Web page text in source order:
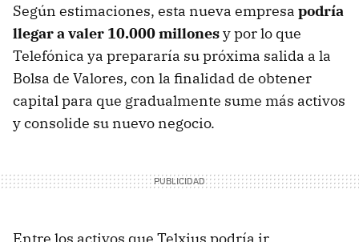
Según estimaciones, esta nueva empresa podría
llegar a valer 10.000 millonesy por lo que
Telefónica ya prepararía su próxima salida a la
Bolsa de Valores, con la finalidad de obtener
capital para que gradualmente sume más activos
y consolide su nuevo negocio.